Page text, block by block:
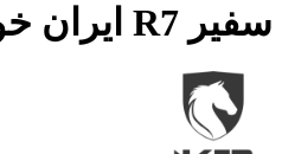
سفیر R7 ایران خودرو ؛ بررسی مشخصات فنی + تصاویر